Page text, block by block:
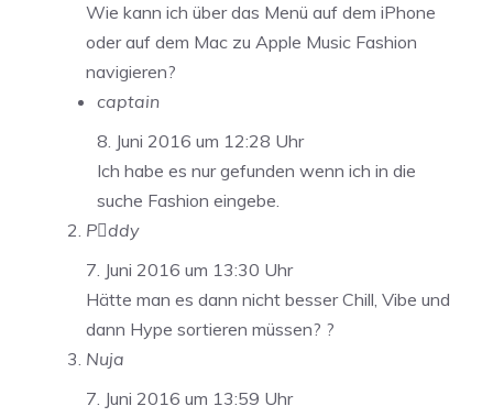
Wie kann ich über das Menü auf dem iPhone
oder auf dem Mac zu Apple Music Fashion
navigieren?
captain
8. Juni 2016 um 12:28 Uhr
Ich habe es nur gefunden wenn ich in die
suche Fashion eingebe.
Pddy
7. Juni 2016 um 13:30 Uhr
Hätte man es dann nicht besser Chill, Vibe und
dann Hype sortieren müssen? ?
Nuja
7. Juni 2016 um 13:59 Uhr